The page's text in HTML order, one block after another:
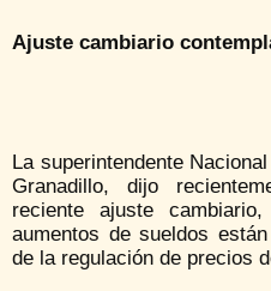
Ajuste cambiario
La superintendente
Granadillo, dijo
reciente ajuste
aumentos de sueldos
de la regulación de precios